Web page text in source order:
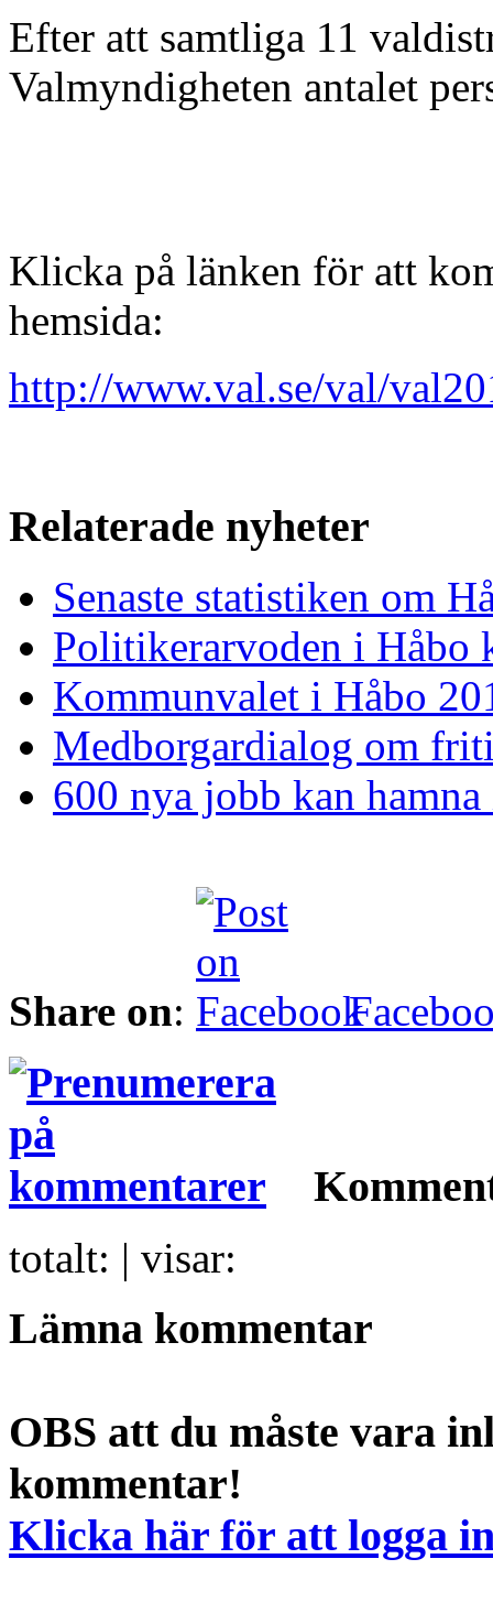
Efter att samtliga 11
Valmyndigheten antalet
Klicka på länken för att
hemsida:
http://www.val.se/val/
Relaterade nyheter
Senaste statistiken om
Politikerarvoden i Håbo
Kommunvalet i Håbo
Medborgardialog om
600 nya jobb kan
Share on:
totalt: | visar:
Lämna kommentar
OBS att du måste vara
kommentar!
Klicka här för att logga